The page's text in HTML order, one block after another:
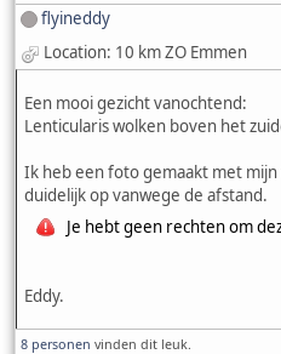
flyineddy
Location: 10 km ZO Emmen
Een mooi gezicht vanochtend:
Lenticularis wolken boven het
Ik heb een foto gemaakt met
duidelijk op vanwege de afstand.
Je hebt geen rechten om
Eddy.
8 personen vinden dit leuk.